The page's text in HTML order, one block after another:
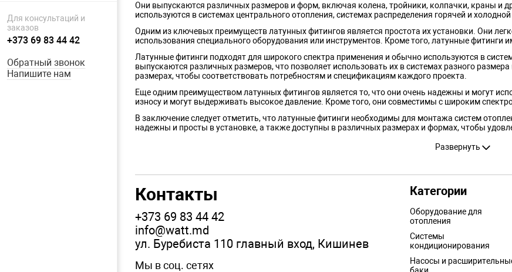
Для консультаций и
заказов
+373 69 83 44 42
Обратный звонок
Напишите нам
Они выпускаются различных размеров и форм, включая колена, тройники, колпачки, краны и
используются в системах центрального отопления, системах распределения горячей и
Одним из ключевых преимуществ латунных фитингов является простота их установки. Они
использования специального оборудования или инструментов. Кроме того, латунные
Латунные фитинги подходят для широкого спектра применения и обычно используются в
выпускаются различных размеров, что позволяет использовать их в системах разного
размерах, чтобы соответствовать потребностям и спецификациям каждого проекта.
Еще одним преимуществом латунных фитингов является то, что они очень надежны и могут
износу и могут выдерживать высокое давление. Кроме того, они совместимы с широким
В заключение следует отметить, что латунные фитинги необходимы для монтажа систем
надежны и просты в установке, а также доступны в различных размерах и формах, чтобы
Вы ищете высококачественные латунные фитинги в Кишиневе? Тогда вы попали по адресу! Мы
Мы предлагаем различные размеры и формы, подходящие для любой установки, а также
Наши латунные фитинги доступны по конкурентоспособным ценам и производятся в
что вы получите продукцию самого высокого качества.
Вы можете заказать латунные фитинги непосредственно на нашем сайте или приехать в наш
предлагаем бесплатную доставку крупных заказов по городу Кишиневу.
Развернуть
Контакты
+373 69 83 44 42
info@watt.md
ул. Буребиста 110 главный вход, Кишинев
Мы в соц. сетях
Категории
Оборудование для
отопления
Системы
кондиционирования
Насосы и